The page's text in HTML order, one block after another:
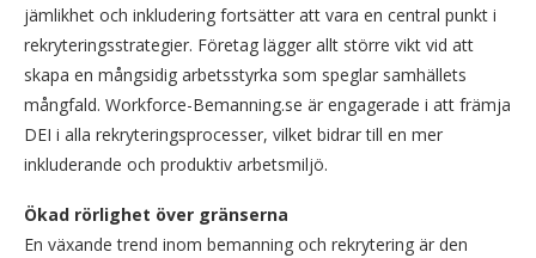
jämlikhet och inkludering fortsätter att vara en central punkt i
rekryteringsstrategier. Företag lägger allt större vikt vid att
skapa en mångsidig arbetsstyrka som speglar samhällets
mångfald. Workforce-Bemanning.se är engagerade i att främja
DEI i alla rekryteringsprocesser, vilket bidrar till en mer
inkluderande och produktiv arbetsmiljö.
Ökad rörlighet över gränserna
En växande trend inom bemanning och rekrytering är den